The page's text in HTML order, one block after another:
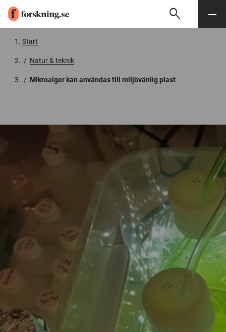
Söksearch Meny
Start
/ Natur & teknik
/ Mikroalger kan användas till miljövänlig plast